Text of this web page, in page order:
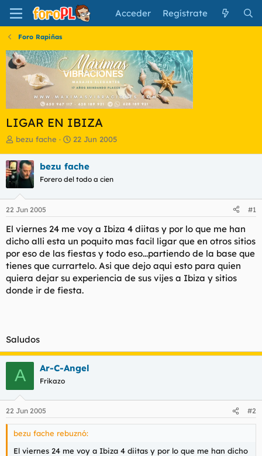
Acceder Regístrate
Foro Rapiñas
LIGAR EN IBIZA
I
i
c
i
a
d
o
d
e
l
t
e
a
bezu fache
F
h
a
e
i
c
i
o
22 Jun 2005
bezu fache
Forero del todo a cien
22 Jun 2005 #1
El viernes 24 me voy a Ibiza 4 diitas y por lo que me han
dicho alli esta un poquito mas facil ligar que en otros sitios
por eso de las fiestas y todo eso...partiendo de la base que
tienes que currartelo. Asi que dejo aqui esto para quien
quiera dejar su experiencia de sus vijes a Ibiza y sitios
donde ir de fiesta.
Saludos
A Ar-C-Angel
Frikazo
22 Jun 2005 #2
bezu fache rebuznó:
El viernes 24 me voy a Ibiza 4 diitas y por lo que me han dicho